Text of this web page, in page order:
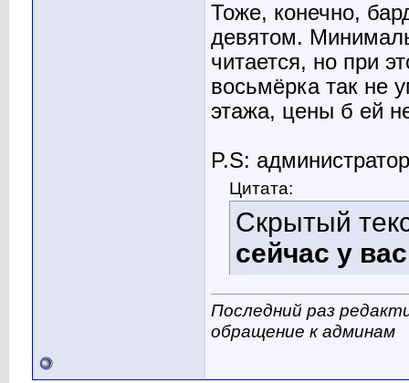
Тоже, конечно,
девятом.
читается, но при
восьмёрка так не
этажа, цены б ей
P.S:
Цитата:
Скрытый
сейчас у
Последний раз
обращение к админам